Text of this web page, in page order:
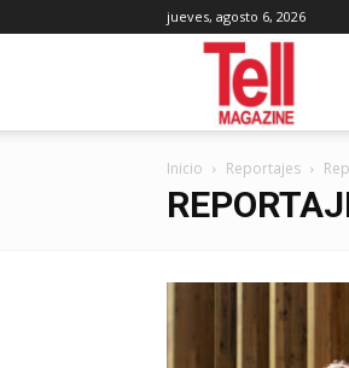
jueves, agosto 6, 2026
Inicio Reportajes